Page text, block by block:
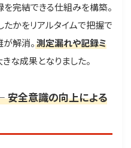
を完結できる仕組みを構築。
かをリアルタイムで把握で
解消。測定漏れや記録ミ
な成果となりました。
安全意識の向上による